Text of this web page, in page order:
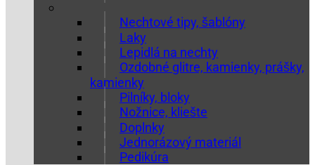
Nechtové tipy, šablóny
Laky
Lepidlá na nechty
Ozdobné glitre, kamienky, prášky,
kamienky
Pilníky, bloky
Nožnice, kliešte
Doplnky
Jednorázový materiál
Pedikúra